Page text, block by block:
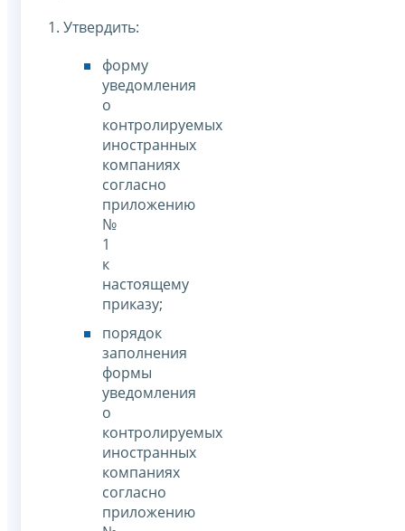
1. Утвердить:
форму
уведомления
о
контролируемых
иностранных
компаниях
согласно
приложению
№
1
к
настоящему
приказу;
порядок
заполнения
формы
уведомления
о
контролируемых
иностранных
компаниях
согласно
приложению